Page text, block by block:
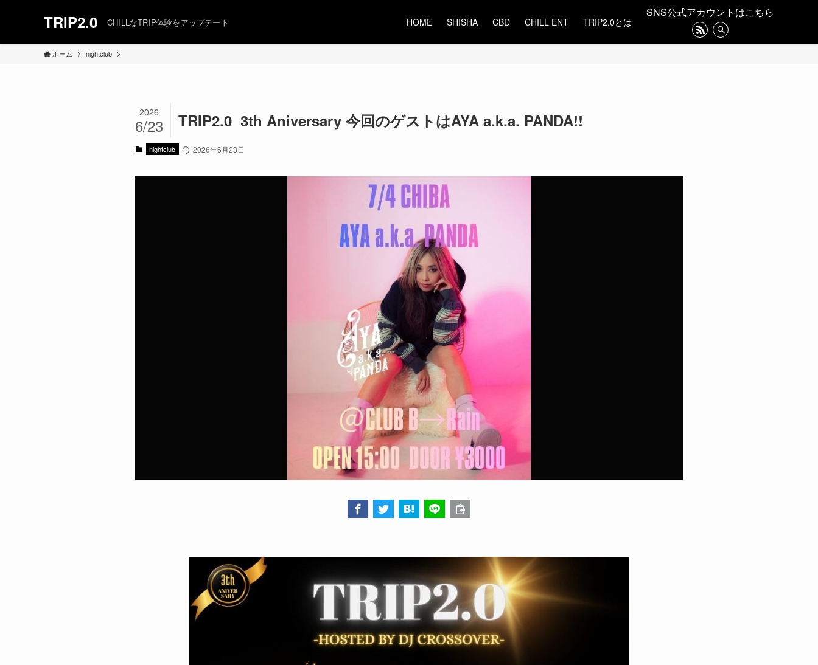
TRIP2.0 CHILLなTRIP体験をアップデート HOME SHISHA CBD CHILL ENT TRIP2.0とは
SNS公式アカウントはこちら
ホーム nightclub
TRIP2.0 3th Aniversary 今回のゲストはAYA a.k.a. PANDA!!
2026
6/23
nightclub 2026年6月23日